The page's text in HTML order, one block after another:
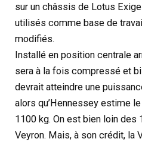
sur un châssis de Lotus
utilisés comme base de
modifiés.
Installé en position centrale
sera à la fois compressé et
devrait atteindre une
alors qu’Hennessey estime
1100 kg. On est bien loin des
Veyron. Mais, à son crédit, la